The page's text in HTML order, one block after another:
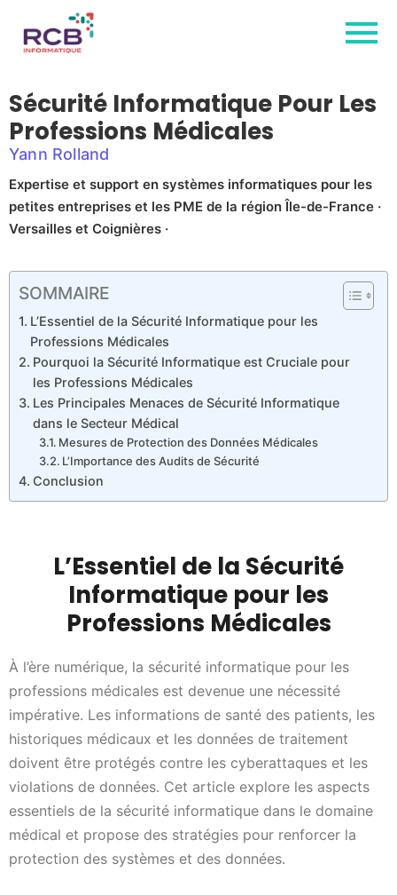
Sécurité Informatique Pour Les
Professions Médicales
Yann Rolland
Expertise et support en systèmes informatiques pour les
petites entreprises et les PME de la région Île-de-France ·
Versailles et Coignières ·
SOMMAIRE
L’Essentiel de la Sécurité Informatique pour les
Professions Médicales
Pourquoi la Sécurité Informatique est Cruciale pour
les Professions Médicales
Les Principales Menaces de Sécurité Informatique
dans le Secteur Médical
Mesures de Protection des Données Médicales
L’Importance des Audits de Sécurité
Conclusion
L’Essentiel de la Sécurité
Informatique pour les
Professions Médicales
À l’ère numérique, la sécurité informatique pour les
professions médicales est devenue une nécessité
impérative. Les informations de santé des patients, les
historiques médicaux et les données de traitement
doivent être protégés contre les cyberattaques et les
violations de données. Cet article explore les aspects
essentiels de la sécurité informatique dans le domaine
médical et propose des stratégies pour renforcer la
protection des systèmes et des données.